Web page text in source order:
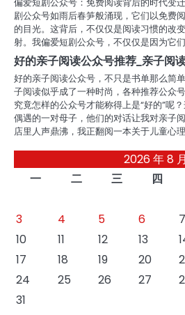
剧公众号如雨后春笋般涌现，它们以免费
的目光。这背后，不仅仅是阅读习惯的改
射。我偏爱短剧公众号，不仅仅是因为它
好的亲子阅读公众号推荐_亲子阅
好的亲子阅读公众号，不只是书单那么简
子阅读似乎成了一种时尚，各种推荐公众
究竟怎样的公众号才能称得上是“好的”呢
偶遇的一对母子，他们的对话让我对亲子
店里人声鼎沸，我正翻阅一本关于儿童心
2026 年 8 月
一
二 三 四
3
4 5 6 7
10
11 12 13
17
18 19 20
24
25 26 27
31